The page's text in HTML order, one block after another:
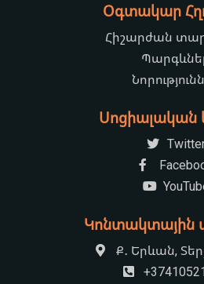
Օգտակար
Հիշարժան
Սոցիալական
Կոնտակտային
Ք․ Երևան,